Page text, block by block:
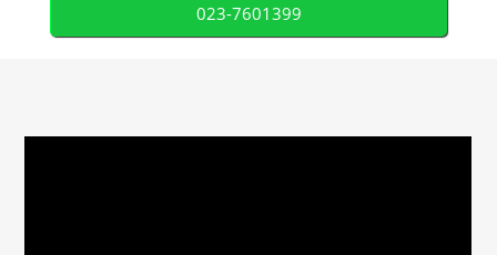
023-7601399